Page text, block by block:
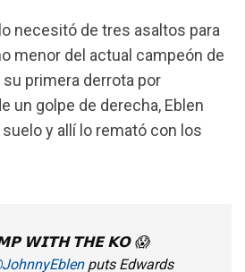
necesitó de tres asaltos para
menor del actual campeón de
su primera derrota por
un golpe de derecha, Eblen
y allí lo remató con los
𝗪𝗜𝗧𝗛 𝗧𝗛𝗘 𝗞𝗢 😱
puts Edwards